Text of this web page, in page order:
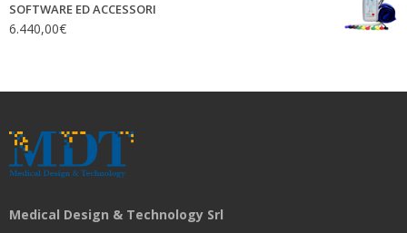
SOFTWARE ED ACCESSORI
6.440,00€
Medical Design & Technology Srl